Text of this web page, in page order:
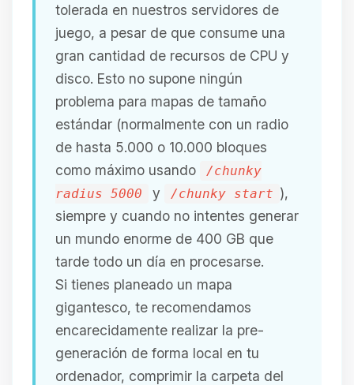
tolerada en nuestros servidores de
juego, a pesar de que consume una
gran cantidad de recursos de CPU y
disco. Esto no supone ningún
problema para mapas de tamaño
estándar (normalmente con un radio
de hasta 5.000 o 10.000 bloques
como máximo usando
/chunky
radius 5000
y /chunky start ),
siempre y cuando no intentes generar
un mundo enorme de 400 GB que
tarde todo un día en procesarse.
Si tienes planeado un mapa
gigantesco, te recomendamos
encarecidamente realizar la pre-
generación de forma local en tu
ordenador, comprimir la carpeta del